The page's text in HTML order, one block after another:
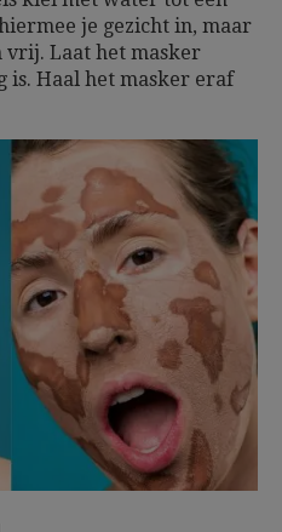
je gezicht in, maar
vrij. Laat het masker
is. Haal het masker eraf